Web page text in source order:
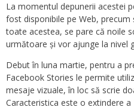
La momentul depunerii acestei
fost disponibile pe Web, precum
toate acestea, se pare că noile
următoare și vor ajunge la nivel
Debut în luna martie, pentru a
Facebook Stories le permite
mesaje vizuale, în loc să scrie
Caracteristica este o extindere